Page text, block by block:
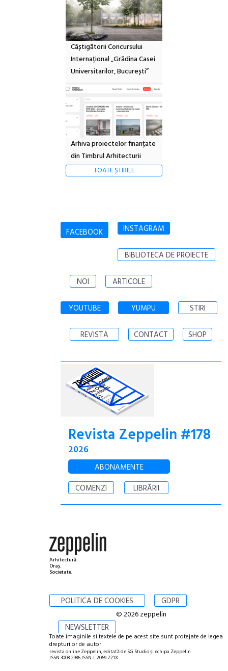
Câștigătorii Concursului
Internațional „Grădina Casei
Universitarilor, București”
Arhiva proiectelor finanțate
din Timbrul Arhitecturii
TOATE ȘTIRILE
FACEBOOK INSTAGRAM
BIBLIOTECA DE PROIECTE
NOI ARTICOLE
YOUTUBE YUMPU STIRI
REVISTA CONTACT SHOP
Revista Zeppelin #178
2026
ABONAMENTE
COMENZI
LIBRĂRII
Arhitectură.
Oraș.
Societate.
POLITICA DE COOKIES GDPR
NEWSLETTER
© 2026 zeppelin
Toate imaginile si textele de pe acest site sunt protejate de legea
drepturilor de autor
revista online Zeppelin, editată de SG Studio și echipa Zeppelin
ISSN 3008-2986 ISSN-L 2069-721X